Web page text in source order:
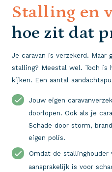
Stalling en
hoe zit dat
Je caravan is verzekerd. Maar
stalling? Meestal wel. Toch
kijken. Een aantal
Jouw eigen
doorlopen. Ook als je
Schade door storm,
eigen polis.
Omdat de
aansprakelijk is voor